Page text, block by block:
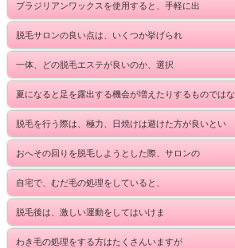
ブラジリアンワックスを使用すると、手軽に出
脱毛サロンの良い点は、いくつか挙げられ
一体、どの脱毛エステが良いのか、選択
夏になると足を露出する機会が増えたりするものではな
脱毛を行う際は、極力、日焼けは避けた方が良いとい
おへその回りを脱毛しようとした際、サロンの
自宅で、むだ毛の処理をしていると、
脱毛後は、激しい運動をしてはいけま
わき毛の処理をする方はたくさんいますが